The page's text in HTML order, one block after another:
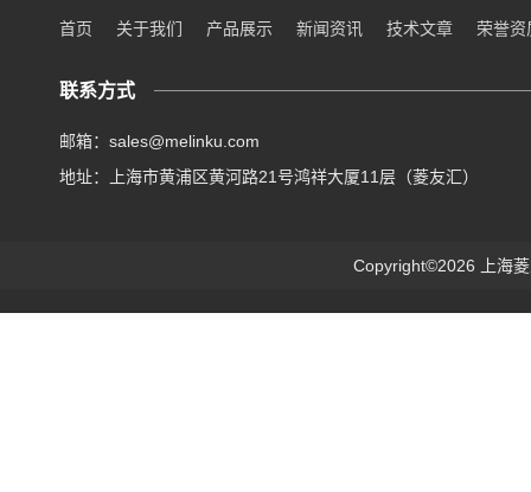
首页 关于我们 产品展示 新闻资讯 技术文章 荣誉资
联系方式
邮箱：sales@melinku.com
地址：上海市黄浦区黄河路21号鸿祥大厦11层（菱友汇）
Copyright©2026 上海